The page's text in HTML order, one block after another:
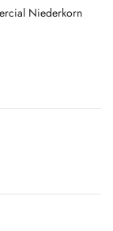
Niederkorn